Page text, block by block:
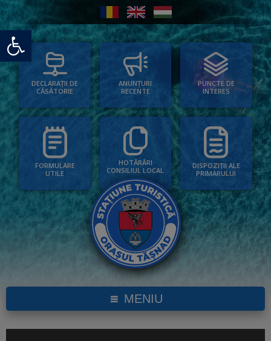
Deschide bara de unelte
DECLARAȚII DE
CĂSĂTORIE
ANUNȚURI
RECENTE
PUNCTE DE
INTERES
FORMULARE
UTILE
HOTĂRÂRI
CONSILIUL LOCAL
DISPOZIȚII ALE
PRIMARULUI
MENIU